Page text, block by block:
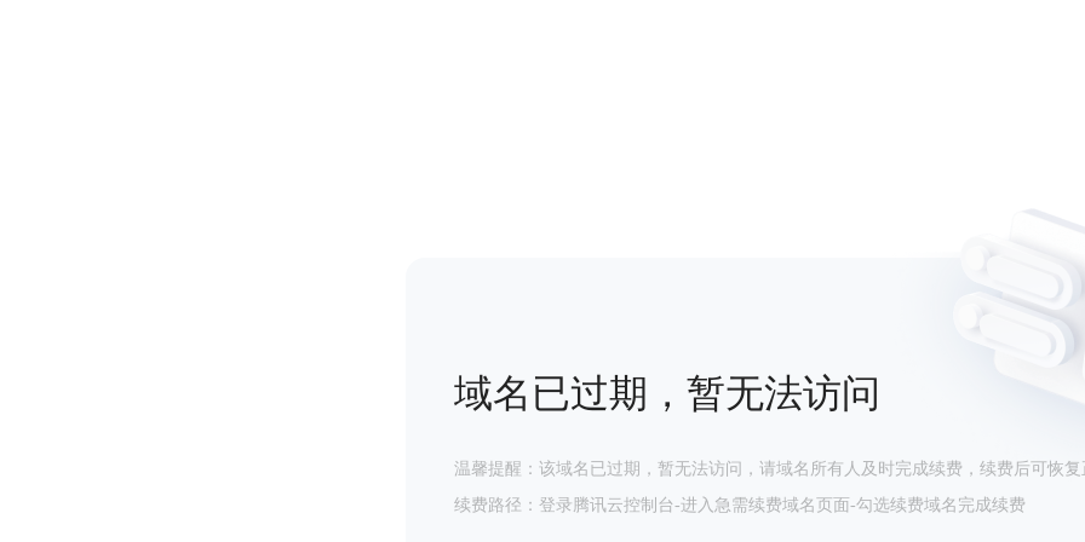
域名已过期，暂无法访问
温馨提醒：该域名已过期，暂无法访问，请域名所有人及时完成续费，续费后可恢复
续费路径：登录腾讯云控制台-进入急需续费域名页面-勾选续费域名完成续费